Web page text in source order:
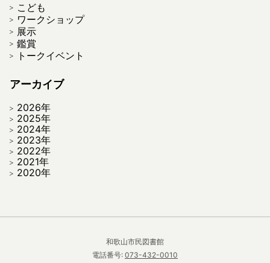
こども
ワークショップ
展示
鑑賞
トークイベント
アーカイブ
2026年
2025年
2024年
2023年
2022年
2021年
2020年
和歌山市民図書館
電話番号: 073-432-0010